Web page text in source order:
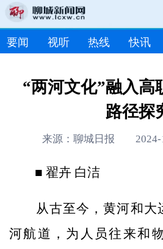
要闻 视听 热线 快讯
“两河文化”融入高
路径探
来源：聊城日报 2024-
■ 翟卉 白洁
从古至今，黄河和大
河航道，为人员往来和